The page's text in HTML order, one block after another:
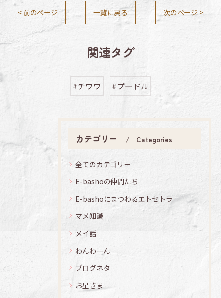
< 前のページ 一覧に戻る 次のページ >
関連タグ
#チワワ #プードル
カテゴリー Categories
全てのカテゴリー
E-bashoの仲間たち
E-bashoにまつわるエトセトラ
マメ知識
メイ話
わんわーん
ブログネタ
お星さま